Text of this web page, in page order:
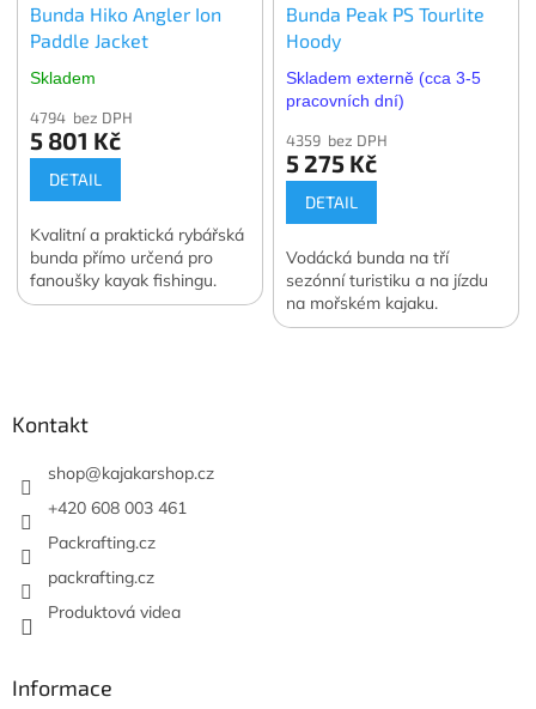
Bunda Hiko Angler Ion
Paddle Jacket
Skladem
4794 bez DPH
5 801 Kč
DETAIL
Kvalitní a praktická rybářská
bunda přímo určená pro
fanoušky kayak fishingu.
Bunda Peak PS Tourlite
Hoody
Skladem externě (cca 3-5
pracovních dní)
4359 bez DPH
5 275 Kč
DETAIL
Vodácká bunda na tří
sezónní turistiku a na jízdu
na mořském kajaku.
Kontakt
shop@kajakarshop.cz
+420 608 003 461
Packrafting.cz
packrafting.cz
Produktová videa
Informace